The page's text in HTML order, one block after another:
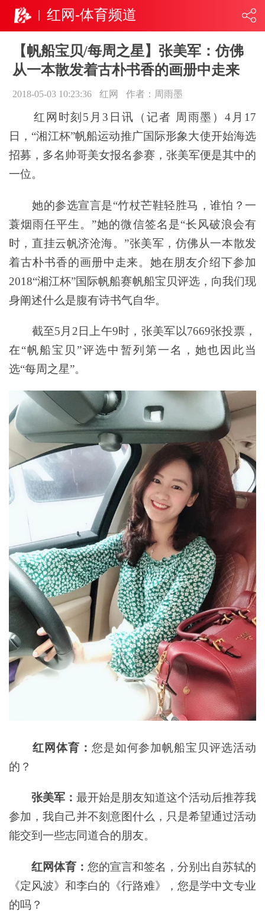
红网-体育频道
【帆船宝贝/每周之星】张美军：仿佛
从一本散发着古朴书香的画册中走来
2018-05-03 10:23:36 红网 作者：周雨墨
红网时刻5月3日讯（记者 周雨墨）4月17
日， “湘江杯”帆船运动推广国际形象大使开始海选
招募 ，多名帅哥美女报名参赛，张美军便是其中的
一位。
她的参选宣言是“竹杖芒鞋轻胜马，谁怕？一
蓑烟雨任平生。”她的微信签名是“长风破浪会有
时，直挂云帆济沧海。”张美军，仿佛从一本散发
着古朴书香的画册中走来。她在朋友介绍下参加
2018“湘江杯”国际帆船赛帆船宝贝评选，向我们现
身阐述什么是腹有诗书气自华。
截至5月2日上午9时，张美军以7669张投票，
在“帆船宝贝”评选中暂列第一名，她也因此当
选“每周之星”。
红网体育： 您是如何参加帆船宝贝评选活动
的？
张美军： 最开始是朋友知道这个活动后推荐我
参加，我自己并不刻意图什么，只是希望通过活动
能交到一些志同道合的朋友。
红网体育： 您的宣言和签名，分别出自苏轼的
《定风波》和李白的《行路难》，您是学中文专业
的吗？